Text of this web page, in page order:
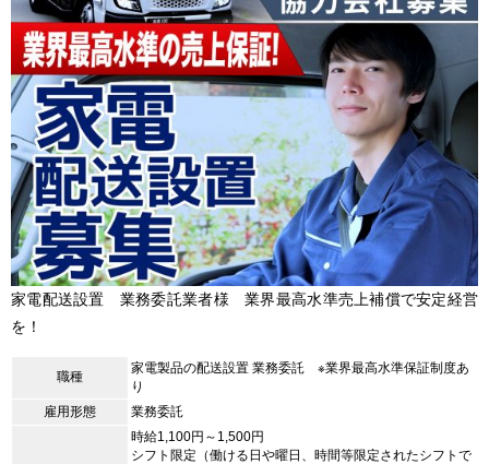
家電配送設置 業務委託業者様 業界最高水準売上補償で安定経営
を！
職種
家電製品の配送設置 業務委託 ※業界最高水準保証制度あ
り
雇用形態
業務委託
時給1,100円～1,500円
シフト限定（働ける日や曜日、時間等限定されたシフトで